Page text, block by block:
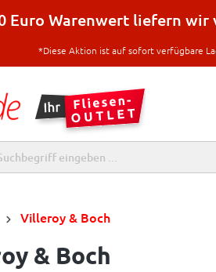
Euro Warenwert liefern
*Diese Aktion ist auf sofort verfügbare
Villeroy & Boch
& Boch